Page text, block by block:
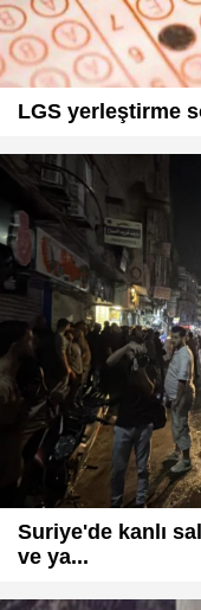
LGS yerleştirme
Suriye'de kanlı
ve ya...